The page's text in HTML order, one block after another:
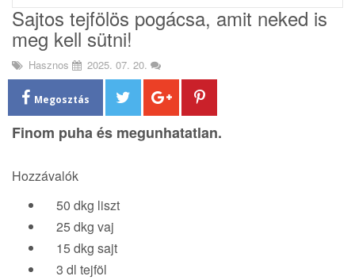
Sajtos tejfölös pogácsa, amit neked is
meg kell sütni!
Hasznos 2025. 07. 20.
Megosztás
Finom puha és megunhatatlan.
Hozzávalók
50 dkg liszt
25 dkg vaj
15 dkg sajt
3 dl tejföl